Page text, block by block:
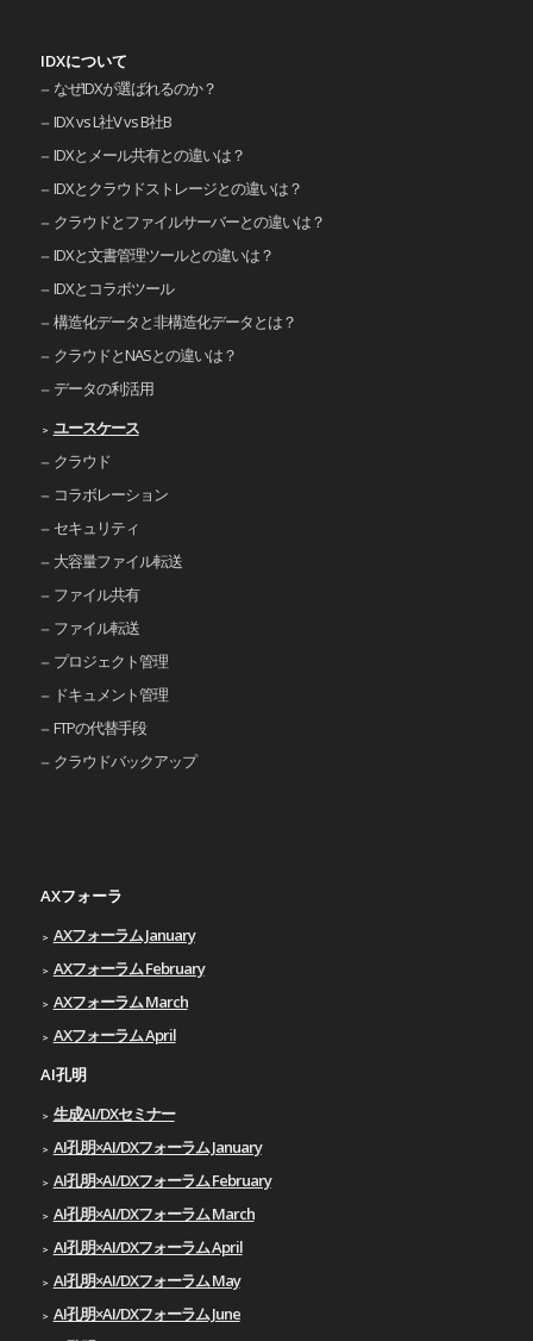
IDXについて
なぜIDXが選ばれるのか？
IDX vs L社V vs B社B
IDXとメール共有との違いは？
IDXとクラウドストレージとの違いは？
クラウドとファイルサーバーとの違いは？
IDXと文書管理ツールとの違いは？
IDXとコラボツール
構造化データと非構造化データとは？
クラウドとNASとの違いは？
データの利活用
ユースケース
クラウド
コラボレーション
セキュリティ
大容量ファイル転送
ファイル共有
ファイル転送
プロジェクト管理
ドキュメント管理
FTPの代替手段
クラウドバックアップ
AXフォーラ
AXフォーラム January
AXフォーラム February
AXフォーラム March
AXフォーラム April
AI孔明
生成AI/DXセミナー
AI孔明×AI/DXフォーラム January
AI孔明×AI/DXフォーラム February
AI孔明×AI/DXフォーラム March
AI孔明×AI/DXフォーラム April
AI孔明×AI/DXフォーラム May
AI孔明×AI/DXフォーラム June